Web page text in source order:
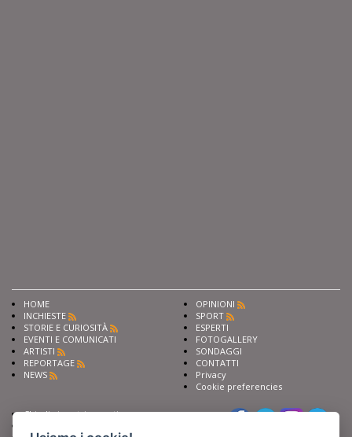
HOME
INCHIESTE
STORIE E CURIOSITÀ
EVENTI E COMUNICATI
ARTISTI
REPORTAGE
NEWS
OPINIONI
SPORT
ESPERTI
FOTOGALLERY
SONDAGGI
CONTATTI
Privacy
Cookie preferencies
Chiedi ai nostri esperti